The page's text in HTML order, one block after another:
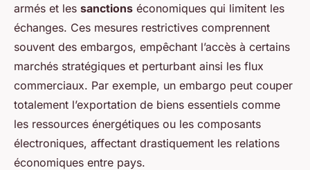
armés et les sanctions économiques qui limitent les
échanges. Ces mesures restrictives comprennent
souvent des embargos, empêchant l’accès à certains
marchés stratégiques et perturbant ainsi les flux
commerciaux. Par exemple, un embargo peut couper
totalement l’exportation de biens essentiels comme
les ressources énergétiques ou les composants
électroniques, affectant drastiquement les relations
économiques entre pays.